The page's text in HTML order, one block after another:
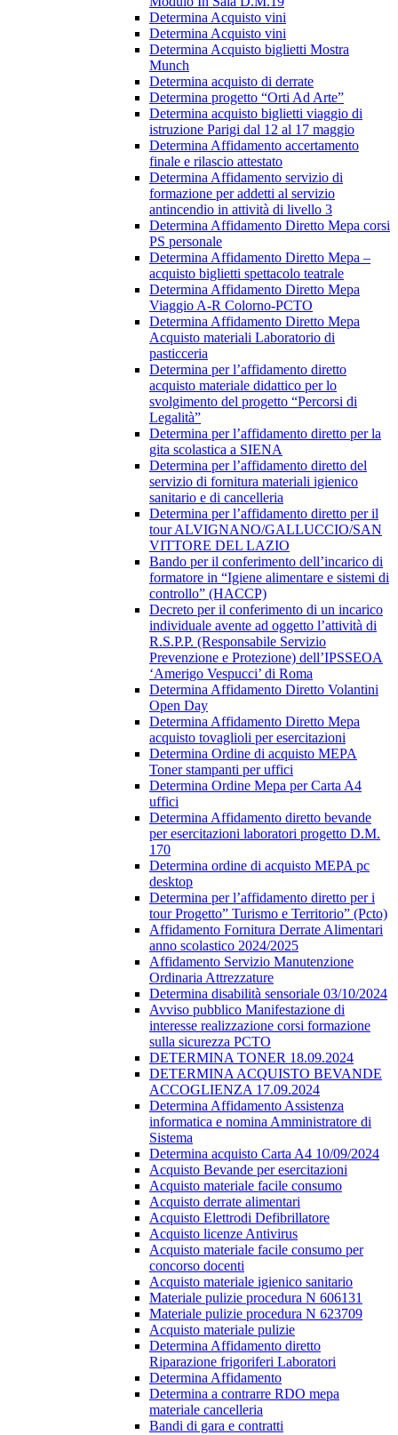
Determina Acquisto vini
Determina Acquisto vini
Determina Acquisto biglietti Mostra
Munch
Determina acquisto di derrate
Determina progetto “Orti Ad Arte”
Determina acquisto biglietti viaggio di
istruzione Parigi dal 12 al 17 maggio
Determina Affidamento accertamento
finale e rilascio attestato
Determina Affidamento servizio di
formazione per addetti al servizio
antincendio in attività di livello 3
Determina Affidamento Diretto Mepa corsi
PS personale
Determina Affidamento Diretto Mepa –
acquisto biglietti spettacolo teatrale
Determina Affidamento Diretto Mepa
Viaggio A-R Colorno-PCTO
Determina Affidamento Diretto Mepa
Acquisto materiali Laboratorio di
pasticceria
Determina per l’affidamento diretto
acquisto materiale didattico per lo
svolgimento del progetto “Percorsi di
Legalità”
Determina per l’affidamento diretto per la
gita scolastica a SIENA
Determina per l’affidamento diretto del
servizio di fornitura materiali igienico
sanitario e di cancelleria
Determina per l’affidamento diretto per il
tour ALVIGNANO/GALLUCCIO/SAN
VITTORE DEL LAZIO
Bando per il conferimento dell’incarico di
formatore in “Igiene alimentare e sistemi di
controllo” (HACCP)
Decreto per il conferimento di un incarico
individuale avente ad oggetto l’attività di
R.S.P.P. (Responsabile Servizio
Prevenzione e Protezione) dell’IPSSEOA
‘Amerigo Vespucci’ di Roma
Determina Affidamento Diretto Volantini
Open Day
Determina Affidamento Diretto Mepa
acquisto tovaglioli per esercitazioni
Determina Ordine di acquisto MEPA
Toner stampanti per uffici
Determina Ordine Mepa per Carta A4
uffici
Determina Affidamento diretto bevande
per esercitazioni laboratori progetto D.M.
170
Determina ordine di acquisto MEPA pc
desktop
Determina per l’affidamento diretto per i
tour Progetto” Turismo e Territorio” (Pcto)
Affidamento Fornitura Derrate Alimentari
anno scolastico 2024/2025
Affidamento Servizio Manutenzione
Ordinaria Attrezzature
Determina disabilità sensoriale 03/10/2024
Avviso pubblico Manifestazione di
interesse realizzazione corsi formazione
sulla sicurezza PCTO
DETERMINA TONER 18.09.2024
DETERMINA ACQUISTO BEVANDE
ACCOGLIENZA 17.09.2024
Determina Affidamento Assistenza
informatica e nomina Amministratore di
Sistema
Determina acquisto Carta A4 10/09/2024
Acquisto Bevande per esercitazioni
Acquisto materiale facile consumo
Acquisto derrate alimentari
Acquisto Elettrodi Defibrillatore
Acquisto licenze Antivirus
Acquisto materiale facile consumo per
concorso docenti
Acquisto materiale igienico sanitario
Materiale pulizie procedura N 606131
Materiale pulizie procedura N 623709
Acquisto materiale pulizie
Determina Affidamento diretto
Riparazione frigoriferi Laboratori
Determina Affidamento
Determina a contrarre RDO mepa
materiale cancelleria
Bandi di gara e contratti